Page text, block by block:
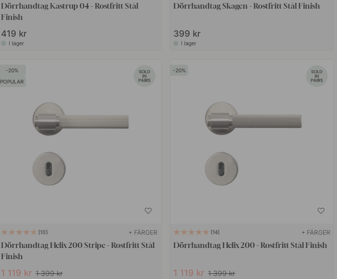
Dörrhandtag Kastrup 04 - Rostfritt Stål
Finish
419 kr
I lager
Dörrhandtag Skagen - Rostfritt Stål Finish
399 kr
I lager
20
POPULAR
10 + FÄRGER
Dörrhandtag Helix 200 Stripe - Rostfritt Stål
Finish
1 119 kr 1 399 kr
20
14 + FÄRGER
Dörrhandtag Helix 200 - Rostfritt Stål Finish
1 119 kr 1 399 kr